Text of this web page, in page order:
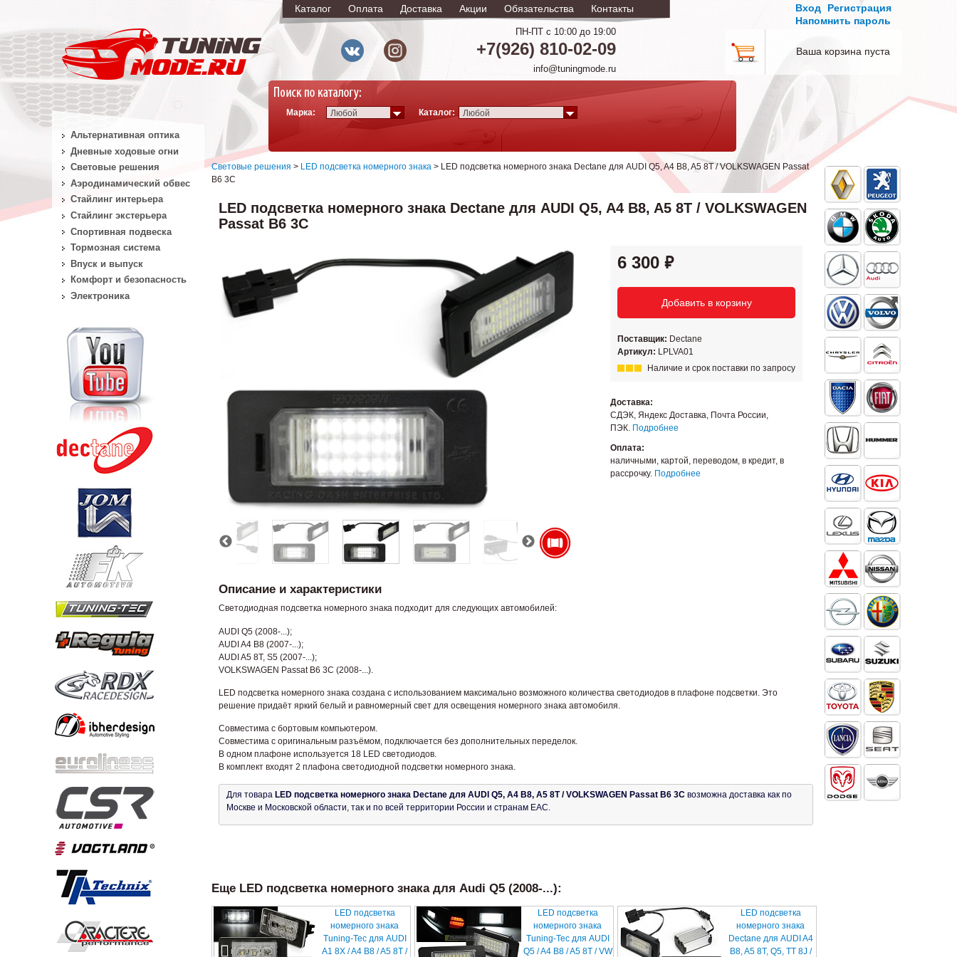
ПН-ПТ с 10:00 до 19:00
+7(926) 810-02-09
info@tuningmode.ru
Каталог Оплата Доставка Акции Обязательства Контакты Вход
Регистрация
Напомнить пароль
Ваша корзина пуста
Марка: Любой Каталог: Любой
Световые решения > LED подсветка номерного знака > LED подсветка номерного знака Dectane для AUDI Q5, A4 B8, A5 8T / VOLKSWAGEN Passat
B6 3C
LED подсветка номерного знака Dectane для AUDI Q5, A4 B8, A5 8T / VOLKSWAGEN
Passat B6 3C
6 300
Поставщик: Dectane
Артикул: LPLVA01
Наличие и срок поставки по запросу
Доставка:
СДЭК, Яндекс Доставка, Почта России,
ПЭК. Подробнее
Оплата:
наличными, картой, переводом, в кредит, в
рассрочку. Подробнее
Описание и характеристики
Светодиодная подсветка номерного знака подходит для следующих автомобилей:
AUDI Q5 (2008-...);
AUDI A4 B8 (2007-...);
AUDI A5 8T, S5 (2007-...);
VOLKSWAGEN Passat B6 3C (2008-...).
LED подсветка номерного знака создана с использованием максимально возможного количества светодиодов в плафоне подсветки. Это
решение придаёт яркий белый и равномерный свет для освещения номерного знака автомобиля.
Совместима с бортовым компьютером.
Совместима с оригинальным разъёмом, подключается без дополнительных переделок.
В одном плафоне используется 18 LED светодиодов.
В комплект входят 2 плафона светодиодной подсветки номерного знака.
Для товара LED подсветка номерного знака Dectane для AUDI Q5, A4 B8, A5 8T / VOLKSWAGEN Passat B6 3C возможна доставка как по
Москве и Московской области, так и по всей территории России и странам ЕАС.
Еще LED подсветка номерного знака для Audi Q5 (2008-...):
LED подсветка
номерного знака
Tuning-Tec для AUDI
A1 8X / A4 B8 / A5 8T /
LED подсветка
номерного знака
Tuning-Tec для AUDI
Q5 / A4 B8 / A5 8T / VW
LED подсветка
номерного знака
Dectane для AUDI A4
B8, A5 8T, Q5, TT 8J /
Альтернативная оптика
Дневные ходовые огни
Световые решения
Аэродинамический обвес
Стайлинг интерьера
Стайлинг экстерьера
Спортивная подвеска
Тормозная система
Впуск и выпуск
Комфорт и безопасность
Электроника